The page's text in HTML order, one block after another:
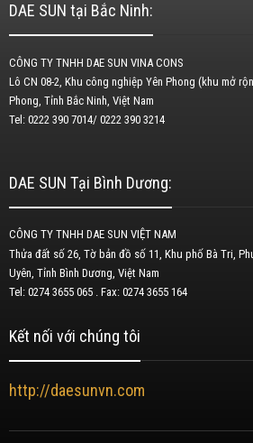
DAE SUN tại Bắc Ninh:
CÔNG TY TNHH DAE SUN VINA CONS
Lô CN 08-2, Khu công nghiệp Yên Phong (khu mở
Phong, Tỉnh Bắc Ninh, Việt Nam
Tel: 0222 390 7014/ 0222 390 3214
DAE SUN Tại Bình Dương:
CÔNG TY TNHH DAE SUN VIỆT NAM
Thửa đất số 26, Tờ bản đồ số 11, Khu phố Bà Tri,
Uyên, Tỉnh Bình Dương, Việt Nam
Tel: 0274 3655 065 . Fax: 0274 3655 164
Kết nối với chúng tôi
http://daesunvn.com